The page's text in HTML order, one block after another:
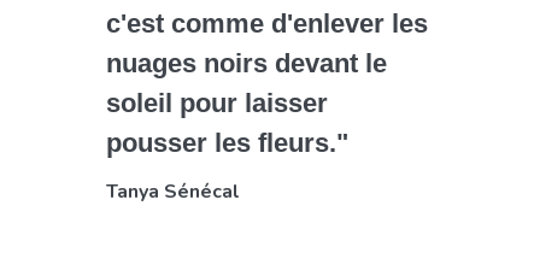
c'est comme d'enlever les
nuages noirs devant le
soleil pour laisser
pousser les fleurs."
Tanya Sénécal